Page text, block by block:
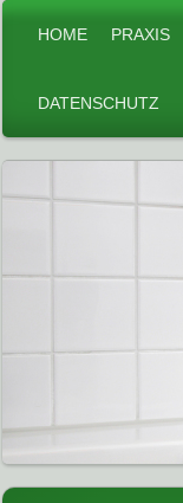
HOME PRAXIS
DATENSCHUTZ